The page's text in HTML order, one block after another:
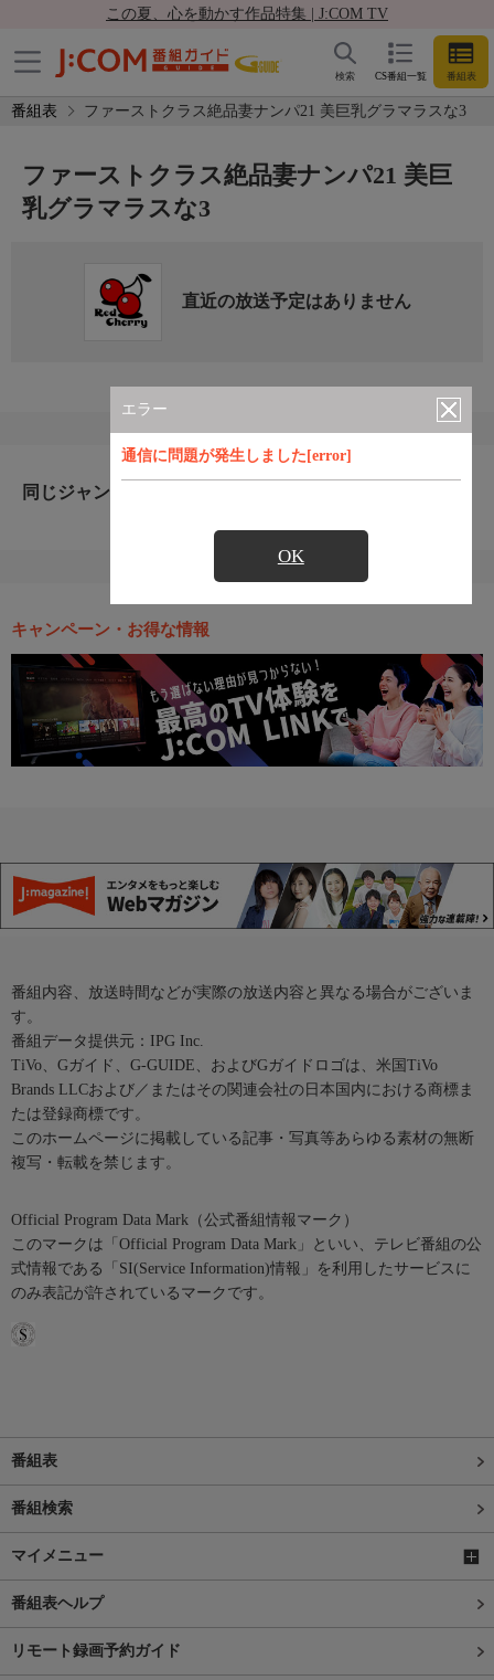
この夏、心を動かす作品特集 | J:COM TV
CS番組一覧 番組表
検索
番組表 ファーストクラス絶品妻ナンパ21 美巨乳グラマラスな3
エラー
通信に問題が発生しました[error]
OK
ファーストクラス絶品妻ナンパ21 美巨
乳グラマラスな3
直近の放送予定はありません
同じジャンルのおすすめ番組
キャンペーン・お得な情報
番組内容、放送時間などが実際の放送内容と異なる場合がございま
す。
番組データ提供元：IPG Inc.
TiVo、Gガイド、G-GUIDE、およびGガイドロゴは、米国TiVo
Brands LLCおよび／またはその関連会社の日本国内における商標ま
たは登録商標です。
このホームページに掲載している記事・写真等あらゆる素材の無断
複写・転載を禁じます。
Official Program Data Mark（公式番組情報マーク）
このマークは「Official Program Data Mark」といい、テレビ番組の公
式情報である「SI(Service Information)情報」を利用したサービスに
のみ表記が許されているマークです。
番組表
番組検索
マイメニュー
番組表ヘルプ
リモート録画予約ガイド